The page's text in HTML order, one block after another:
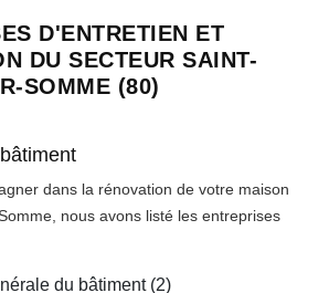
D'ENTRETIEN ET
DU SECTEUR SAINT-
SOMME (80)
dans la rénovation de votre maison
nous avons listé les entreprises
du bâtiment (2)